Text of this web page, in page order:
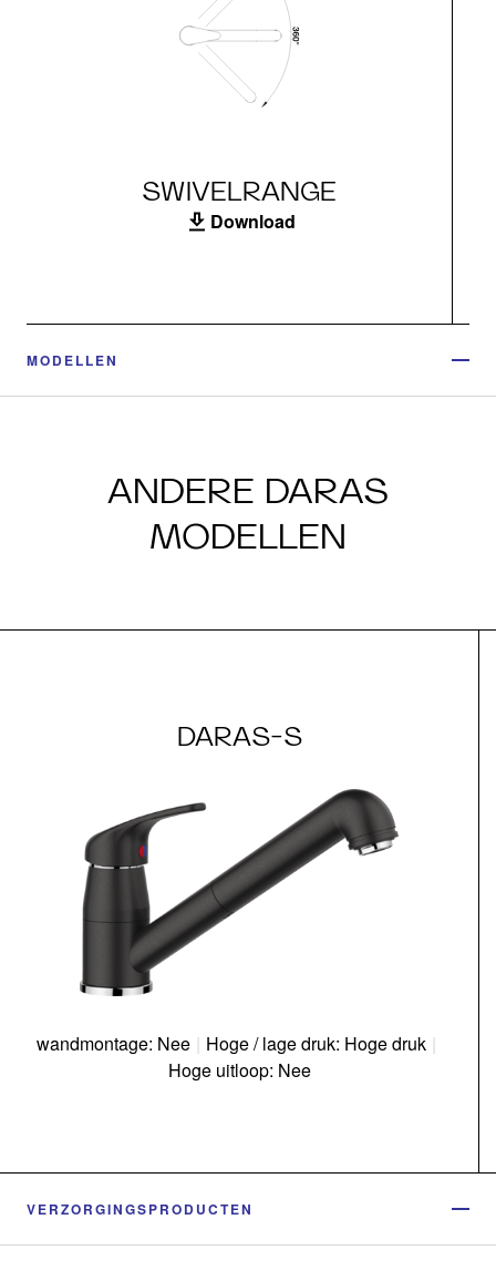
SWIVELRANGE
Download
MODELLEN
ANDERE DARAS
MODELLEN
DARAS-S
wandmontage: Nee | Hoge / lage druk: Hoge druk |
Hoge uitloop: Nee
VERZORGINGSPRODUCTEN